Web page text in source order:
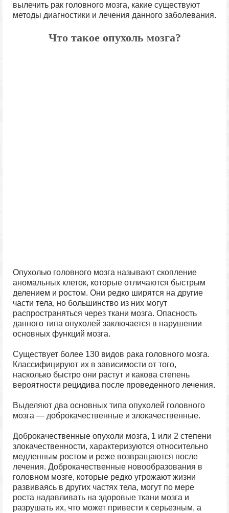
вылечить рак головного мозга, какие существуют
методы диагностики и лечения данного заболевания.
Что такое опухоль мозга?
Опухолью головного мозга называют скопление
аномальных клеток, которые отличаются быстрым
делением и ростом. Они редко ширятся на другие
части тела, но большинство из них могут
распространяться через ткани мозга. Опасность
данного типа опухолей заключается в нарушении
основных функций мозга.
Существует более 130 видов рака головного мозга.
Классифицируют их в зависимости от того,
насколько быстро они растут и какова степень
вероятности рецидива после проведенного лечения.
Выделяют два основных типа опухолей головного
мозга — доброкачественные и злокачественные.
Доброкачественные опухоли мозга, 1 или 2 степени
злокачественности, характеризуются относительно
медленным ростом и реже возвращаются после
лечения. Доброкачественные новообразования в
головном мозге, которые редко угрожают жизни
развиваясь в других частях тела, могут по мере
роста надавливать на здоровые ткани мозга и
разрушать их, что может привести к серьезным, а